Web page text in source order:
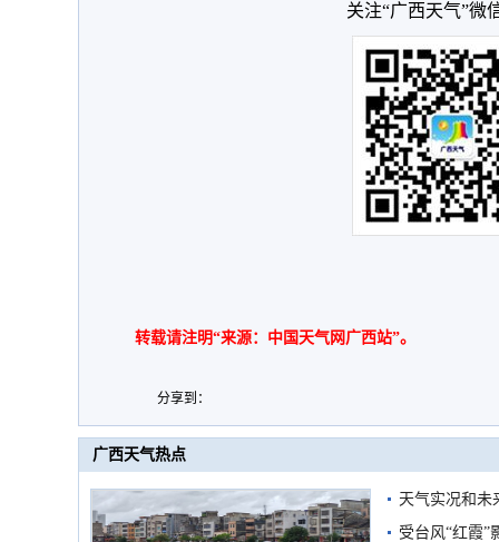
关注“广西天气”微
转载请注明“来源：中国天气网广西站”。
分享到：
广西天气热点
天气实况和未
受台风“红霞”